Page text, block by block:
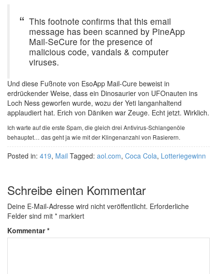
This footnote confirms that this email
message has been scanned by PineApp
Mail-SeCure for the presence of
malicious code, vandals & computer
viruses.
Und diese Fußnote von EsoApp Mail-Cure beweist in
erdrückender Weise, dass ein Dinosaurier von UFOnauten ins
Loch Ness geworfen wurde, wozu der Yeti langanhaltend
applaudiert hat. Erich von Däniken war Zeuge. Echt jetzt. Wirklich.
Ich warte auf die erste Spam, die gleich drei Antivirus-Schlangenöle
behauptet… das geht ja wie mit der Klingenanzahl von Rasierern.
Posted in: 419, Mail Tagged: aol.com, Coca Cola, Lotteriegewinn
Schreibe einen Kommentar
Deine E-Mail-Adresse wird nicht veröffentlicht. Erforderliche
Felder sind mit * markiert
Kommentar*